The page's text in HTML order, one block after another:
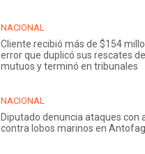
NACIONAL
Cliente recibió más de $154
error que duplicó sus rescates
mutuos y terminó en tribunales
NACIONAL
Diputado denuncia ataques con
contra lobos marinos en